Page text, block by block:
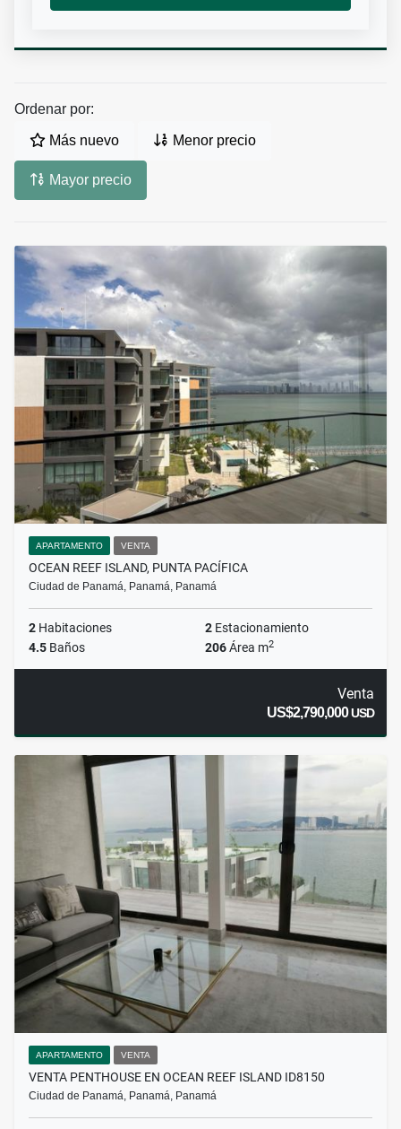
Ordenar por:
Más nuevo Menor precio
Mayor precio
APARTAMENTO VENTA
OCEAN REEF ISLAND, PUNTA PACÍFICA
Ciudad de Panamá, Panamá, Panamá
2 Habitaciones 2 Estacionamiento
4.5 Baños 206Área m2
Venta
US$2,790,000USD
APARTAMENTO VENTA
VENTA PENTHOUSE EN OCEAN REEF ISLAND ID8150
Ciudad de Panamá, Panamá, Panamá